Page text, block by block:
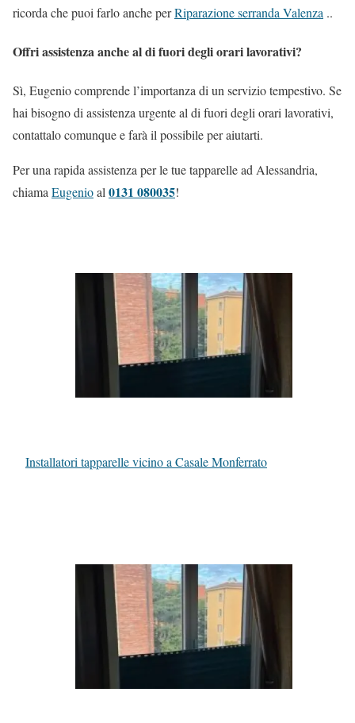
ricorda che puoi farlo anche perRiparazione serranda Valenza ..
Offri assistenza anche al di fuori degli orari lavorativi?
Sì, Eugenio comprende l’importanza di un servizio tempestivo. Se
hai bisogno di assistenza urgente al di fuori degli orari lavorativi,
contattalo comunque e farà il possibile per aiutarti.
Per una rapida assistenza per le tue tapparelle ad Alessandria,
chiamaEugenioal0131 080035!
Installatori tapparelle vicino a Casale Monferrato